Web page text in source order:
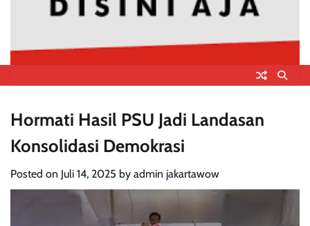
Hormati Hasil PSU Jadi Landasan
Konsolidasi Demokrasi
Posted on Juli 14, 2025 by admin jakartawow